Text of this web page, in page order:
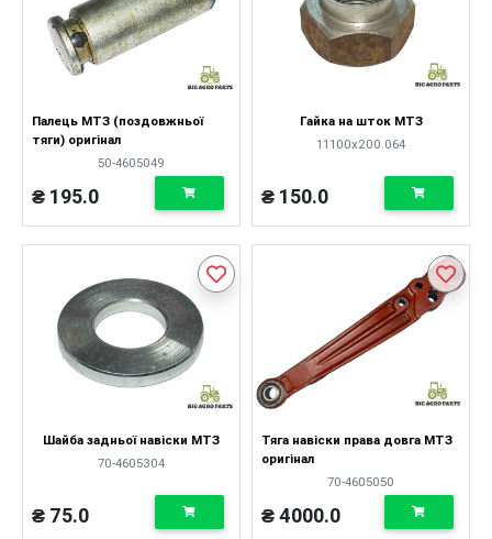
Палець МТЗ (поздовжньої
тяги) оригінал
50-4605049
₴ 195.0
Гайка на шток МТЗ
11100х200.064
₴ 150.0
Шайба задньої навіски МТЗ
70-4605304
₴ 75.0
Тяга навіски права довга МТЗ
оригінал
70-4605050
₴ 4000.0